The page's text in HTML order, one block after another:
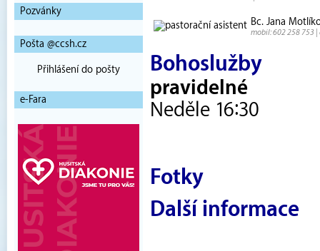
Pozvánky
Pošta @ccsh.cz
Přihlášení do pošty
e-Fara
Bc. Jana
mobil: 602 258 753 |
Bohoslužby
pravidelné
Neděle 16:30
Fotky
Další informace